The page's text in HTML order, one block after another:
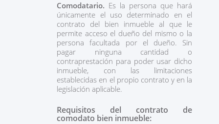
Comodatario. Es la persona que hará
únicamente el uso determinado en el
contrato del bien inmueble al que le
permite acceso el dueño del mismo o la
persona facultada por el dueño. Sin
pagar ninguna cantidad o
contraprestación para poder usar dicho
inmueble, con las limitaciones
establecidas en el propio contrato y en la
legislación aplicable.
Requisitos del contrato de
comodato bien inmueble: